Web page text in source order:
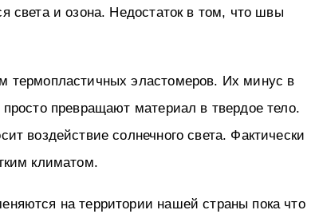
света и озона. Недостаток в том, что швы
термопластичных эластомеров. Их минус в
превращают материал в твердое тело.
воздействие солнечного света. Фактически
климатом.
на территории нашей страны пока что